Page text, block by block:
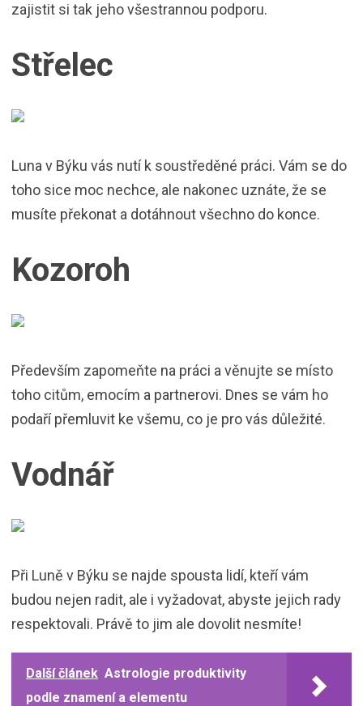
zajistit si tak jeho všestrannou podporu.
Střelec
Luna v Býku vás nutí k soustředěné práci. Vám se do
toho sice moc nechce, ale nakonec uznáte, že se
musíte překonat a dotáhnout všechno do konce.
Kozoroh
Především zapomeňte na práci a věnujte se místo
toho citům, emocím a partnerovi. Dnes se vám ho
podaří přemluvit ke všemu, co je pro vás důležité.
Vodnář
Při Luně v Býku se najde spousta lidí, kteří vám
budou nejen radit, ale i vyžadovat, abyste jejich rady
respektovali. Právě to jim ale dovolit nesmíte!
Další článek Astrologie produktivity
podle znamení a elementu